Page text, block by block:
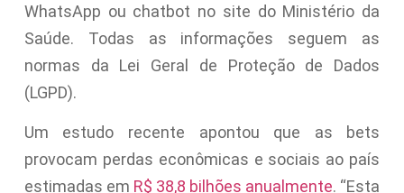
WhatsApp ou chatbot no site do Ministério da
Saúde. Todas as informações seguem as
normas da Lei Geral de Proteção de Dados
(LGPD).
Um estudo recente apontou que as bets
provocam perdas econômicas e sociais ao país
estimadas em R$ 38,8 bilhões anualmente. “Esta